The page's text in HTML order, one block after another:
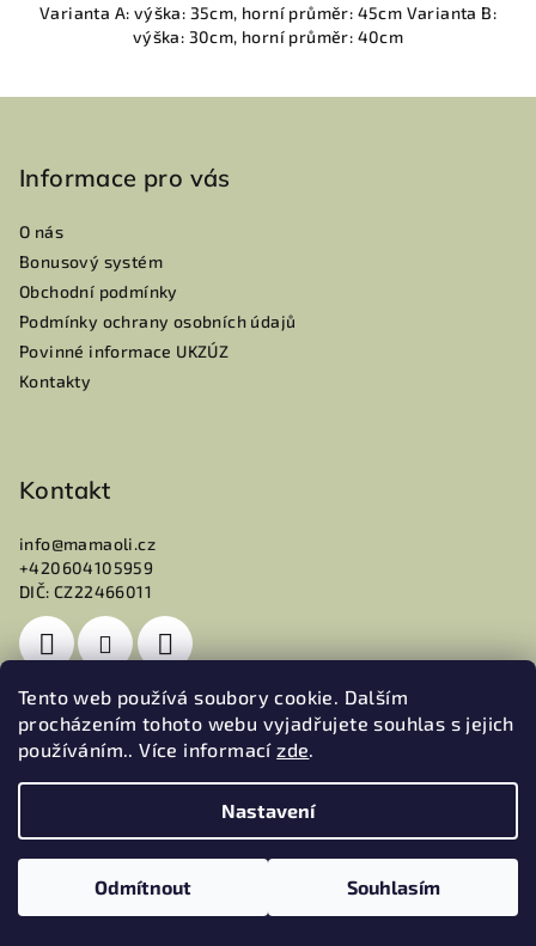
Tento web používá soubory cookie. Dalším
procházením tohoto webu vyjadřujete souhlas s jejich
používáním.. Více informacízde.
Nastavení
Odmítnout Souhlasím
Varianta A: výška: 35cm, horní průměr: 45cm Varianta B:
výška: 30cm, horní průměr: 40cm
Informace pro vás
O nás
Bonusový systém
Obchodní podmínky
Podmínky ochrany osobních údajů
Povinné informace UKZÚZ
Kontakty
Kontakt
info@mamaoli.cz
+420604105959
DIČ: CZ22466011
Přijímáme online platby
★★★★★